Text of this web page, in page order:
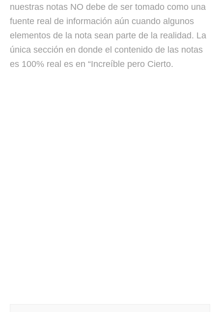
nuestras notas NO debe de ser tomado como una
fuente real de información aún cuando algunos
elementos de la nota sean parte de la realidad. La
única sección en donde el contenido de las notas
es 100% real es en “Increíble pero Cierto.